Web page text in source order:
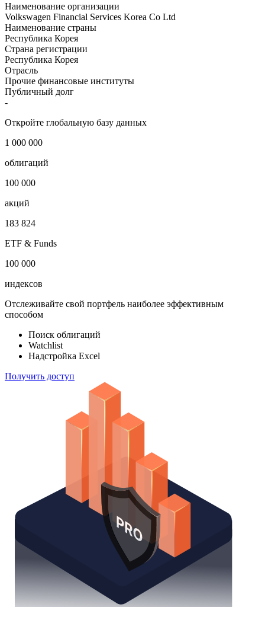
Наименование организации
Volkswagen Financial Services Korea Co Ltd
Наименование страны
Республика Корея
Страна регистрации
Республика Корея
Отрасль
Прочие финансовые институты
Публичный долг
-
Откройте глобальную базу данных
1 000 000
облигаций
100 000
акций
183 824
ETF & Funds
100 000
индексов
Отслеживайте свой портфель наиболее эффективным
способом
Поиск облигаций
Watchlist
Надстройка Excel
Получить доступ